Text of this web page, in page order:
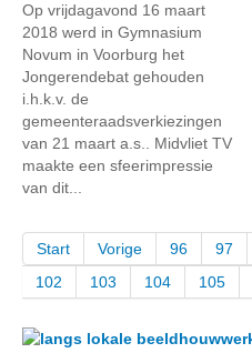
Op vrijdagavond 16 maart
2018 werd in Gymnasium
Novum in Voorburg het
Jongerendebat gehouden
i.h.k.v. de
gemeenteraadsverkiezingen
van 21 maart a.s.. Midvliet TV
maakte een sfeerimpressie
van dit...
Start Vorige 96 97
102
103 104 105